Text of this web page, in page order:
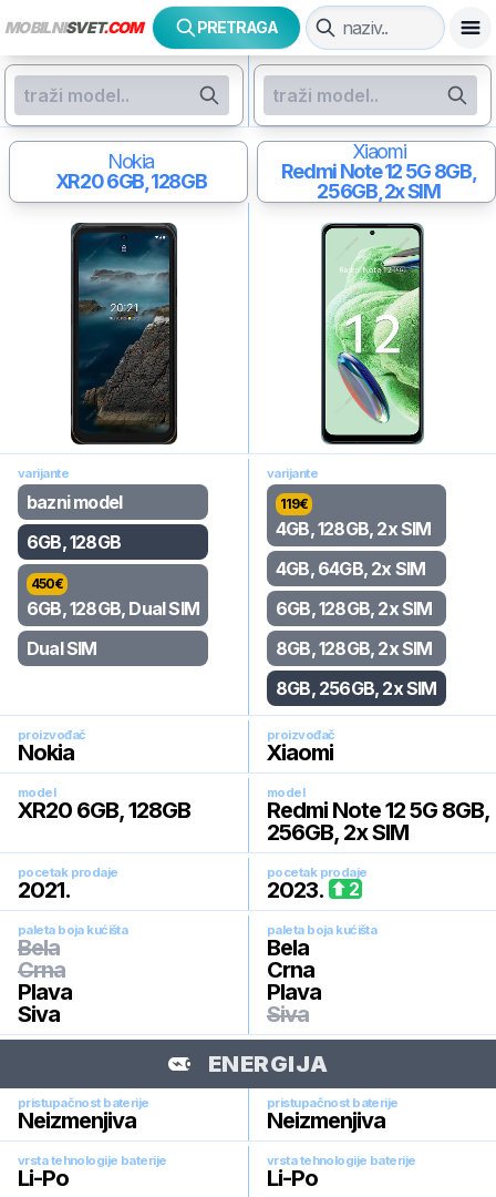
MOBILNISVET.COM PRETRAGA
Nokia
XR206GB, 128GB
Xiaomi
Redmi Note 12 5G8GB,
256GB, 2x SIM
varijante
bazni model
6GB, 128GB
450€
6GB, 128GB, Dual SIM
Dual SIM
varijante
119€
4GB, 128GB, 2x SIM
4GB, 64GB, 2x SIM
6GB, 128GB, 2x SIM
8GB, 128GB, 2x SIM
8GB, 256GB, 2x SIM
proizvođač
Nokia
proizvođač
Xiaomi
model
XR20 6GB, 128GB
model
Redmi Note 12 5G 8GB,
256GB, 2x SIM
pocetak prodaje
2021.
pocetak prodaje
2023. 2
paleta boja kućišta
Bela
Crna
Plava
Siva
paleta boja kućišta
Bela
Crna
Plava
Siva
ENERGIJA
pristupačnost baterije
Neizmenjiva
pristupačnost baterije
Neizmenjiva
vrsta tehnologije baterije
Li-Po
vrsta tehnologije baterije
Li-Po